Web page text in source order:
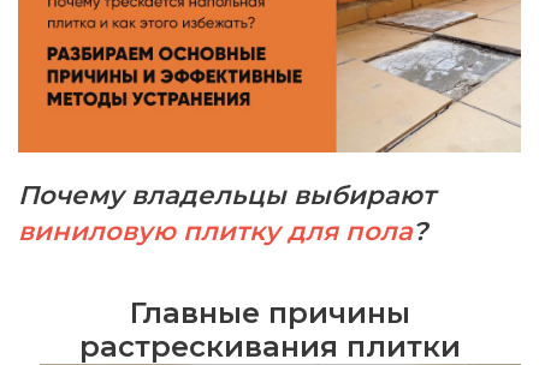
Почему владельцы выбирают
виниловую плитку для пола?
Главные причины
растрескивания плитки